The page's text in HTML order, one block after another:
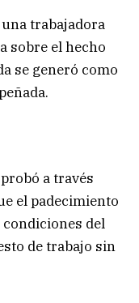
trabajadora
sobre el hecho
se generó como
a través
el padecimiento
del
de trabajo sin